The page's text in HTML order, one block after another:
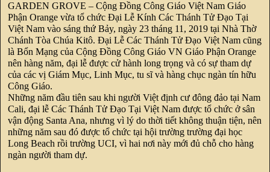
GARDEN GROVE – Cộng Đồng Công Giáo Việt Nam Giáo
Phận Orange vừa tổ chức Đại Lễ Kính Các Thánh Tử Đạo Tại
Việt Nam vào sáng thứ Bảy, ngày 23 tháng 11, 2019 tại Nhà Thờ
Chánh Tòa Chúa Kitô. Đại Lễ Các Thánh Tử Đạo Việt Nam cũng
là Bổn Mạng của Cộng Đồng Công Giáo VN Giáo Phận Orange
nên hàng năm, đại lễ được cử hành long trọng và có sự tham dự
của các vị Giám Mục, Linh Mục, tu sĩ và hàng chục ngàn tín hữu
Công Giáo.
Những năm đầu tiên sau khi người Việt định cư đông đảo tại Nam
Cali, đại lễ Các Thánh Tử Đạo Tại Việt Nam được tổ chức ở sân
vận động Santa Ana, nhưng vì lý do thời tiết không thuận tiện, nên
những năm sau đó được tổ chức tại hội trường trường đại học
Long Beach rồi trường UCI, vì hai nơi này mới đủ chỗ cho hàng
ngàn người tham dự.